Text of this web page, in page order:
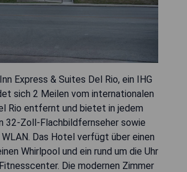
Express & Suites Del Rio, ein IHG
sich 2 Meilen vom internationalen
Rio entfernt und bietet in jedem
32-Zoll-Flachbildfernseher sowie
Das Hotel verfügt über einen
Whirlpool und ein rund um die Uhr
Die modernen Zimmer